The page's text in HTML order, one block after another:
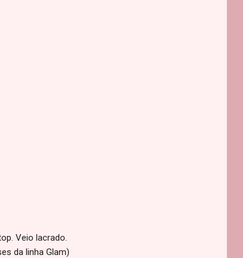
Veio lacrado.
da linha Glam)